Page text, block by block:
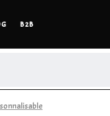
B2B